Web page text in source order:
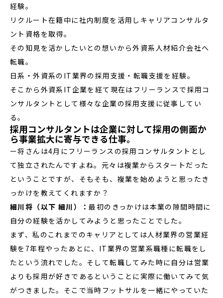
経験。
リクルート在籍中に社内制度を活用しキャリアコンサルタ
ント資格を取得。
その知見を活かしたいとの想いから外資系人材紹介会社へ
転職。
日系・外資系のIT業界の採用支援・転職支援を経験。
そこから外資系IT企業を経て現在はフリーランスで採用コ
ンサルタントとして様々な企業の採用支援に従事してい
る。
採用コンサルタントは企業に対して採用の側面か
ら事業拡大に寄与できる仕事。
ー将さんは4月にフリーランスの採用コンサルタントとし
て独立されたんですよね。元々は複業からスタートだった
ということですが、そもそも、複業を始めようと思ったき
っかけを教えてくれますか？
細川将（以下 細川）：最初のきっかけは本業の隙間時間に
自分の経験を活かしてみようと思ったことでした。
まず、私のこれまでのキャリアとしては人材業界の営業経
験を7年程やったあとに、IT業界の営業系職種に転職をし
たという流れでした。そして転職してみた時に自分は営業
よりも採用が好きであるということに実際に働いてみて気
がつきました。そこで当時フットサルを一緒にやっていた